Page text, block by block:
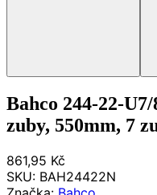
Bahco 244-22-
zuby, 550mm, 7
861,95 Kč
SKU: BAH24422N